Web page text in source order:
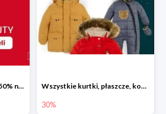
Wyprzedaż w Smyku do -50% na ubrania i buty Wszystkie kurtki, płaszcze, kombinezony i spodnie narciarskie -30%
30%